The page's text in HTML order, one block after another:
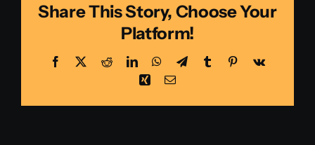
Share This Story, Choose Your
Platform!
Facebook
TwitterRedditLinkedInWhatsApp
TelegramTumblr Pinterest
Vk
XingE-